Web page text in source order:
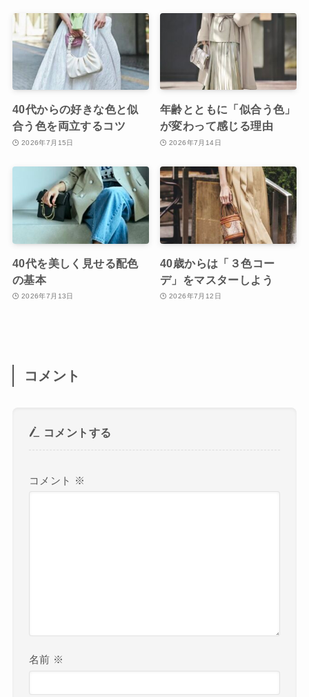
40代からの好きな色と似
合う色を両立するコツ
2026年7月15日
年齢とともに「似合う色」
が変わって感じる理由
2026年7月14日
40代を美しく見せる配色
の基本
2026年7月13日
40歳からは「３色コー
デ」をマスターしよう
2026年7月12日
コメント
コメントする
コメント ※
名前 ※